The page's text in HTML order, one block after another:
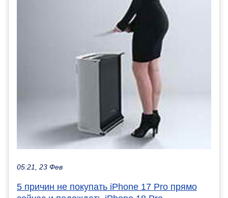
05:21, 23 Фев
5 причин не покупать iPhone 17 Pro прямо